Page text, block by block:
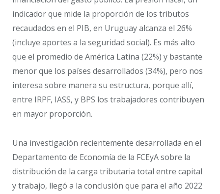
indicador que mide la proporción de los tributos
recaudados en el PIB, en Uruguay alcanza el 26%
(incluye aportes a la seguridad social). Es más alto
que el promedio de América Latina (22%) y bastante
menor que los países desarrollados (34%), pero nos
interesa sobre manera su estructura, porque allí,
entre IRPF, IASS, y BPS los trabajadores contribuyen
en mayor proporción.
Una investigación recientemente desarrollada en el
Departamento de Economía de la FCEyA sobre la
distribución de la carga tributaria total entre capital
y trabajo, llegó a la conclusión que para el año 2022